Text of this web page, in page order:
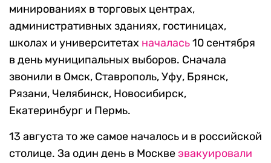
минированиях в торговых центрах,
административных зданиях, гостиницах,
школах и университетах началась10 сентября
в день муниципальных выборов. Сначала
звонили в Омск, Ставрополь, Уфу, Брянск,
Рязани, Челябинск, Новосибирск,
Екатеринбург и Пермь.
13 августа то же самое началось и в российской
столице. За один день в Москве эвакуировали